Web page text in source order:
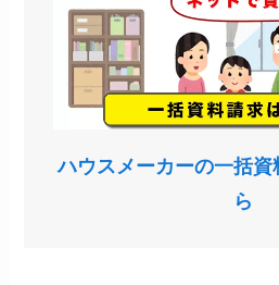
ハウスメーカーの一括
ら